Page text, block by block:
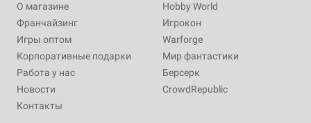
О магазине
Франчайзинг
Игры оптом
Корпоративные подарки
Работа у нас
Новости
Контакты
Hobby World
Игрокон
Warforge
Мир фантастики
Берсерк
CrowdRepublic